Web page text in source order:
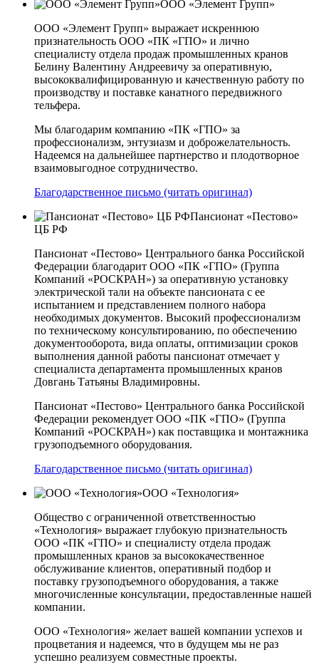
ООО «Элемент Групп»
ООО «Элемент Групп» выражает искреннюю
признательность ООО «ПК «ГПО» и лично
специалисту отдела продаж промышленных кранов
Белину Валентину Андреевичу за оперативную,
высококвалифицированную и качественную работу по
производству и поставке канатного передвижного
тельфера.
Мы благодарим компанию «ПК «ГПО» за
профессионализм, энтузиазм и доброжелательность.
Надеемся на дальнейшее партнерство и плодотворное
взаимовыгодное сотрудничество.
Благодарственное письмо (читать оригинал)
Пансионат «Пестово»
ЦБ РФ
Пансионат «Пестово» Центрального банка Российской
Федерации благодарит ООО «ПК «ГПО» (Группа
Компаний «РОСКРАН») за оперативную установку
электрической тали на объекте пансионата с ее
испытанием и представлением полного набора
необходимых документов. Высокий профессионализм
по техническому консультированию, по обеспечению
документооборота, вида оплаты, оптимизации сроков
выполнения данной работы пансионат отмечает у
специалиста департамента промышленных кранов
Довгань Татьяны Владимировны.
Пансионат «Пестово» Центрального банка Российской
Федерации рекомендует ООО «ПК «ГПО» (Группа
Компаний «РОСКРАН») как поставщика и монтажника
грузоподъемного оборудования.
Благодарственное письмо (читать оригинал)
ООО «Технология»
Общество с ограниченной ответственностью
«Технология» выражает глубокую признательность
ООО «ПК «ГПО» и специалисту отдела продаж
промышленных кранов за высококачественное
обслуживание клиентов, оперативный подбор и
поставку грузоподъемного оборудования, а также
многочисленные консультации, предоставленные нашей
компании.
ООО «Технология» желает вашей компании успехов и
процветания и надеемся, что в будущем мы не раз
успешно реализуем совместные проекты.